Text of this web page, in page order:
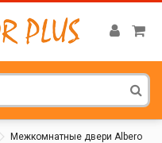
Межкомнатные двери Albero